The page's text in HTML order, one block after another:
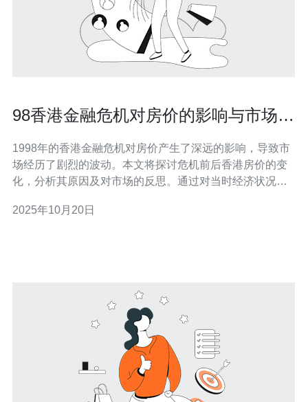
98香港金融危机对房价的影响与市场反
1998年的香港金融危机对房价产生了深远的影响，导致市
场经历了剧烈的波动。本文将探讨危机前后香港房价的变
化，分析其原因及对市场的反思。通过对当时经济状况的
响。 香港金融危机是什么？ 1998年，香港金融危机的爆
2025年10月20日